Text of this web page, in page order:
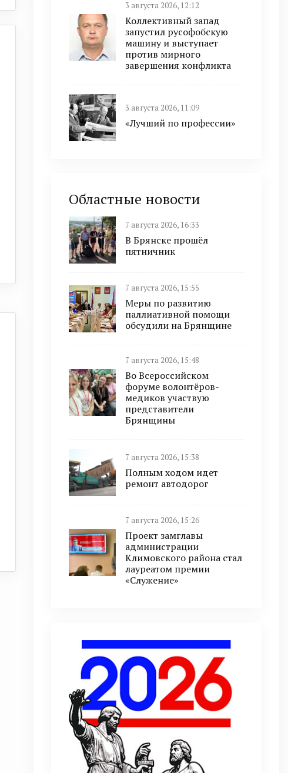
3 августа 2026, 12:12
Коллективный запад
запустил русофобскую
машину и выступает
против мирного
завершения конфликта
3 августа 2026, 11:09
«Лучший по профессии»
Областные новости
7 августа 2026, 16:33
В Брянске прошёл
пятничник
7 августа 2026, 15:55
Меры по развитию
паллиативной помощи
обсудили на Брянщине
7 августа 2026, 15:48
Во Всероссийском
форуме волонтёров-
медиков участвую
представители
Брянщины
7 августа 2026, 15:38
Полным ходом идет
ремонт автодорог
7 августа 2026, 15:26
Проект замглавы
администрации
Климовского района стал
лауреатом премии
«Служение»